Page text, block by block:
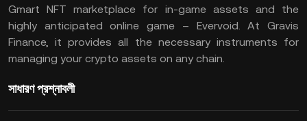
Gmart NFT marketplace for in-game assets and the
highly anticipated online game – Evervoid. At Gravis
Finance, it provides all the necessary instruments for
managing your crypto assets on any chain.
সাধারণ প্রশ্নাবলী